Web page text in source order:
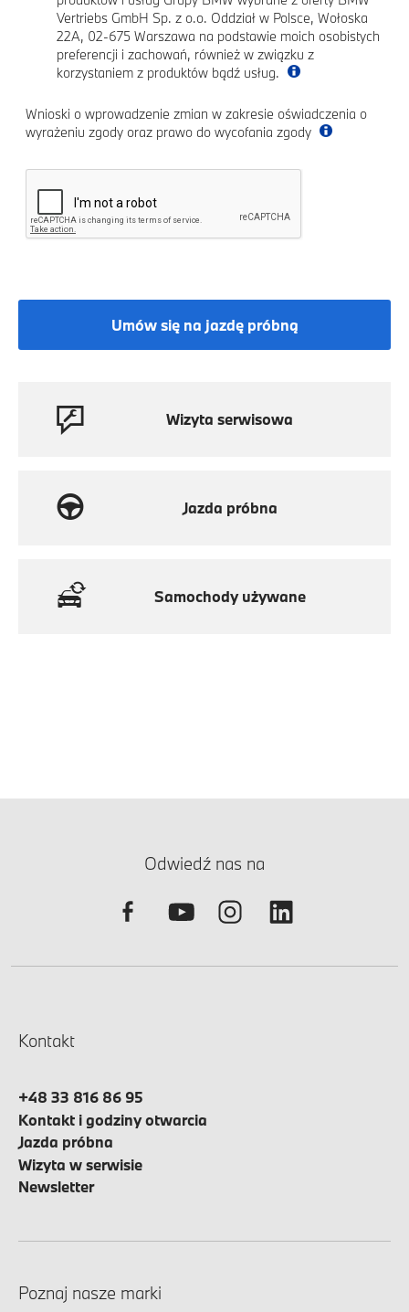
Vertriebs GmbH Sp. z o.o. Oddział w Polsce, Wołoska
22A, 02-675 Warszawa na podstawie moich osobistych
preferencji i zachowań, również w związku z
korzystaniem z produktów bądź usług.
Wnioski o wprowadzenie zmian w zakresie oświadczenia o
wyrażeniu zgody oraz prawo do wycofania zgody
Umów się na jazdę próbną
Wizyta serwisowa
Jazda próbna
Samochody używane
Odwiedź nas na
Kontakt
+48 33 816 86 95
Kontakt i godziny otwarcia
Jazda próbna
Wizyta w serwisie
Newsletter
Poznaj nasze marki